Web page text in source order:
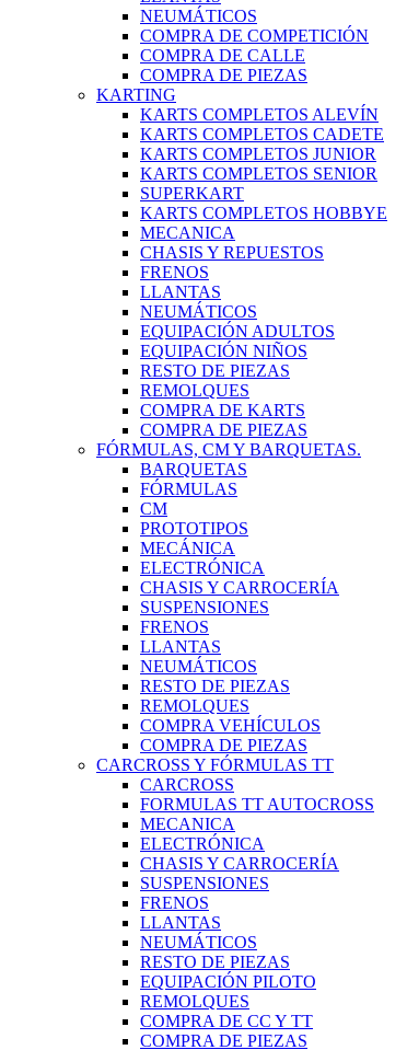
NEUMÁTICOS
COMPRA DE COMPETICIÓN
COMPRA DE CALLE
COMPRA DE PIEZAS
KARTING
KARTS COMPLETOS ALEVÍN
KARTS COMPLETOS CADETE
KARTS COMPLETOS JUNIOR
KARTS COMPLETOS SENIOR
SUPERKART
KARTS COMPLETOS HOBBYE
MECANICA
CHASIS Y REPUESTOS
FRENOS
LLANTAS
NEUMÁTICOS
EQUIPACIÓN ADULTOS
EQUIPACIÓN NIÑOS
RESTO DE PIEZAS
REMOLQUES
COMPRA DE KARTS
COMPRA DE PIEZAS
FÓRMULAS, CM Y BARQUETAS.
BARQUETAS
FÓRMULAS
CM
PROTOTIPOS
MECÁNICA
ELECTRÓNICA
CHASIS Y CARROCERÍA
SUSPENSIONES
FRENOS
LLANTAS
NEUMÁTICOS
RESTO DE PIEZAS
REMOLQUES
COMPRA VEHÍCULOS
COMPRA DE PIEZAS
CARCROSS Y FÓRMULAS TT
CARCROSS
FORMULAS TT AUTOCROSS
MECANICA
ELECTRÓNICA
CHASIS Y CARROCERÍA
SUSPENSIONES
FRENOS
LLANTAS
NEUMÁTICOS
RESTO DE PIEZAS
EQUIPACIÓN PILOTO
REMOLQUES
COMPRA DE CC Y TT
COMPRA DE PIEZAS